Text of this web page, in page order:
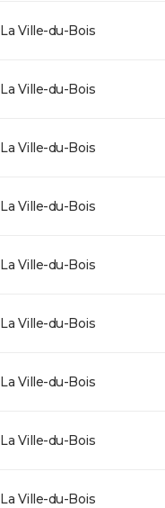
La Ville-du-Bois
La Ville-du-Bois
La Ville-du-Bois
La Ville-du-Bois
La Ville-du-Bois
La Ville-du-Bois
La Ville-du-Bois
La Ville-du-Bois
La Ville-du-Bois